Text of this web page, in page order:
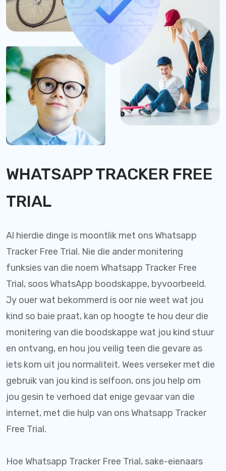
WHATSAPP TRACKER FREE
TRIAL
Al hierdie dinge is moontlik met ons Whatsapp
Tracker Free Trial. Nie die ander monitering
funksies van die noem Whatsapp Tracker Free
Trial, soos WhatsApp boodskappe, byvoorbeeld.
Jy ouer wat bekommerd is oor nie weet wat jou
kind so baie praat, kan op hoogte te hou deur die
monitering van die boodskappe wat jou kind stuur
en ontvang, en hou jou veilig teen die gevare as
iets kom uit jou normaliteit. Wees verseker met die
gebruik van jou kind is selfoon, ons jou help om
jou gesin te verhoed dat enige gevaar van die
internet, met die hulp van ons Whatsapp Tracker
Free Trial.
Hoe Whatsapp Tracker Free Trial, sake-eienaars